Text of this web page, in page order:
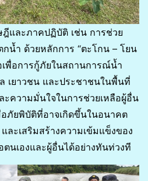
และภาคปฏิบัติ เช่น การช่วย
กน้ำ ด้วยหลักการ “ตะโกน – โยน
เพื่อการกู้ภัยในสถานการณ์น้ำ
เยาวชน และประชาชนในพื้นที่
ความมั่นใจในการช่วยเหลือผู้อื่น
ภัยพิบัติที่อาจเกิดขึ้นในอนาคต
ะเสริมสร้างความเข้มแข็งของ
นเองและผู้อื่นได้อย่างทันท่วงที